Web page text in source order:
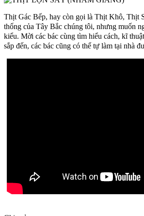
Thịt Gác Bếp, hay còn gọi là Thịt Khô, Thịt
thống của Tây Bắc chúng tôi, nhưng muốn
kiểu. Mời các bác cùng tìm hiểu cách, kĩ
sắp đến, các bác cũng có thể tự làm tại nhà